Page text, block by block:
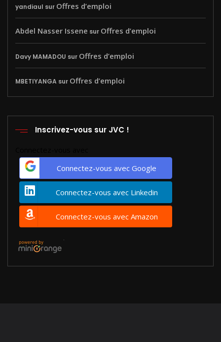
yandiaul sur Offres d’emploi
Abdel Nasser Issene sur Offres d’emploi
Davy MAMADOU sur Offres d’emploi
MBETIYANGA sur Offres d’emploi
Inscrivez-vous sur JVC !
Connectez-vous avec Google
Connectez-vous avec Linkedin
Connectez-vous avec Amazon